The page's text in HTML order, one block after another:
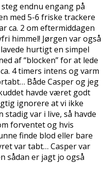
endnu engang på
med 5-6 friske trackere
ca. 2 om eftermiddagen
himmel! Jørgen var også
hurtigt en simpel
af “blocken” for at lede
4 timers intens og varm
Både Casper og jeg
havde været godt
ignorere at vi ikke
stadig var i live, så havde
forventet og hvis
finde blod eller bare
var tabt… Casper var
sådan er jagt jo også